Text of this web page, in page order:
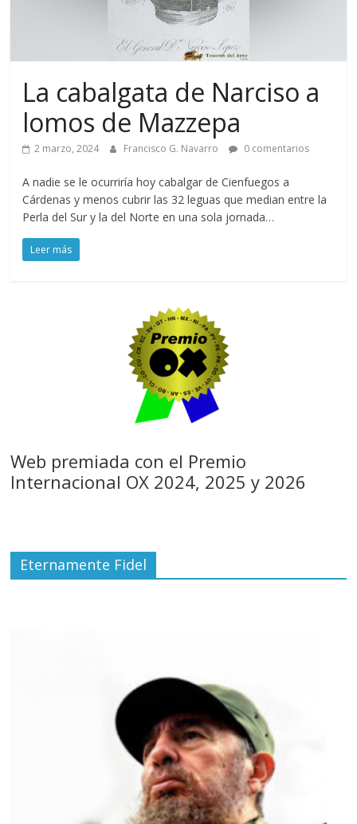
La cabalgata de Narciso a
lomos de Mazzepa
2 marzo, 2024 Francisco G. Navarro 0 comentarios
A nadie se le ocurriría hoy cabalgar de Cienfuegos a
Cárdenas y menos cubrir las 32 leguas que median entre la
Perla del Sur y la del Norte en una sola jornada…
Leer más
Web premiada con el Premio
Internacional OX 2024, 2025 y 2026
Eternamente Fidel